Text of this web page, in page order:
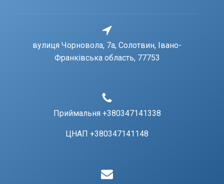
вулиця Чорновола, 7a, Солотвин, Івано-
Франківська область, 77753
Приймальня +380347141338
ЦНАП +380347141148